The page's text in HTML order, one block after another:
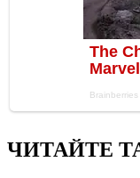
ЧИТАЙТЕ